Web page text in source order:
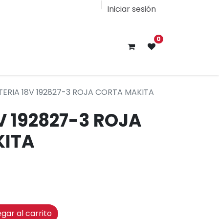
Iniciar sesión
0
18V 192827-3 ROJA CORTA MAKITA
192827-3 ROJA
al carrito